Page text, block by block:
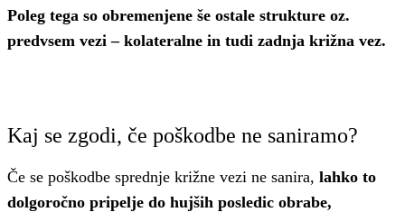
Poleg tega so obremenjene še ostale strukture oz.
predvsem vezi – kolateralne in tudi zadnja križna vez.
Kaj se zgodi, če poškodbe ne saniramo?
Če se poškodbe sprednje križne vezi ne sanira, lahko to
dolgoročno pripelje do hujših posledic obrabe,